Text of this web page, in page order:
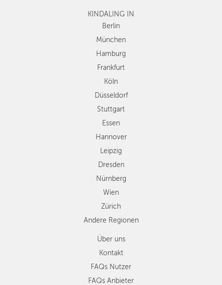
Köln
Düsseldorf
Stuttgart
Essen
Dresden
Nürnberg
Wien
Zürich
Andere
Regionen
KINDALING IN
Berlin
München
Hamburg
Frankfurt
Köln
Düsseldorf
Stuttgart
Essen
Hannover
Leipzig
Dresden
Nürnberg
Wien
Zürich
Andere Regionen
Über uns
Kontakt
FAQs Nutzer
FAQs Anbieter